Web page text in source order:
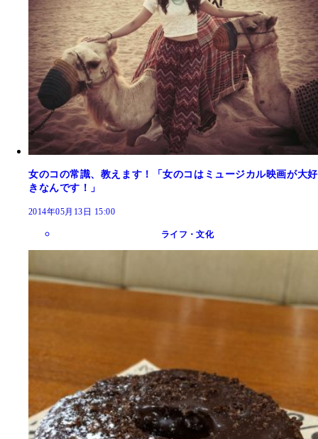
女のコの常識、教えます！「女のコはミュージカル映画が大好
きなんです！」
2014年05月13日 15:00
ライフ・文化